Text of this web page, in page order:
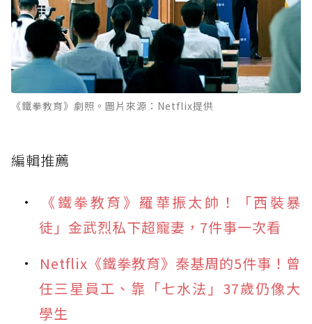
《鐵拳教育》劇照。圖片來源：Netflix提供
編輯推薦
《鐵拳教育》羅華振太帥！「西裝暴
徒」金武烈私下超寵妻，7件事一次看
Netflix《鐵拳教育》秦基周的5件事！曾
任三星員工、靠「七水法」37歲仍像大
學生